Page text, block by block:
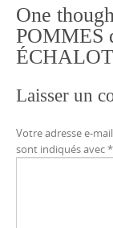
One
POMMES
Laisser un
Votre adresse e-
sont indiqués avec*